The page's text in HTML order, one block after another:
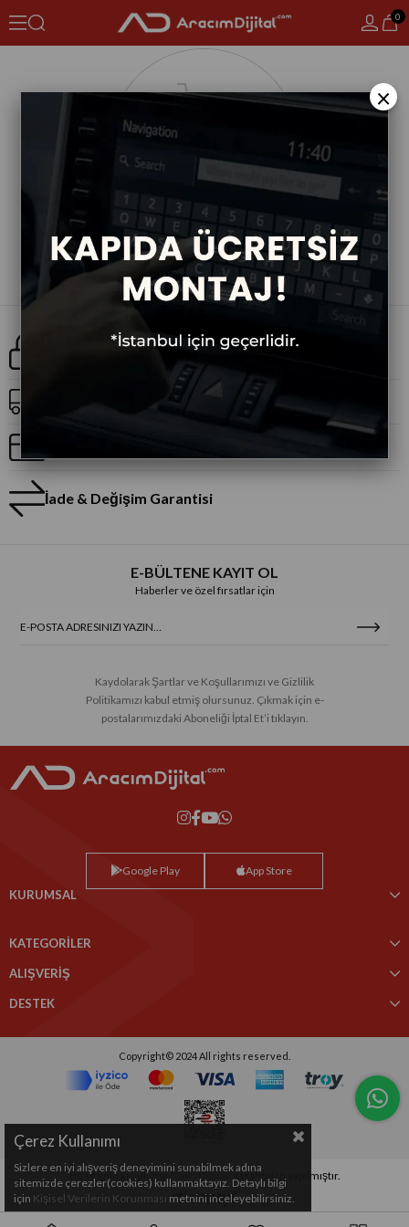
0
Güvenli Alışveriş
İade & Değişim Garantisi
E-BÜLTENE KAYIT OL
Haberler ve özel fırsatlar için
Kaydolarak Şartlar ve Koşullarımızı ve Gizlilik
Politikamızı kabul etmiş olursunuz. Çıkmak için e-
postalarımızdaki Aboneliği İptal Et’i tıklayın.
Google Play App Store
KURUMSAL
KATEGORİLER
ALIŞVERİŞ
DESTEK
Copyright© 2024 All rights reserved.
Bu sitenin kurulumu Keyo Digital tarafından yapılmıştır.
Çerez Kullanımı
Sizlere en iyi alışveriş deneyimini sunabilmek adına
sitemizde çerezler(cookies) kullanmaktayız. Detaylı bilgi
için Kişisel Verilerin Korunması metnini inceleyebilirsiniz.
×